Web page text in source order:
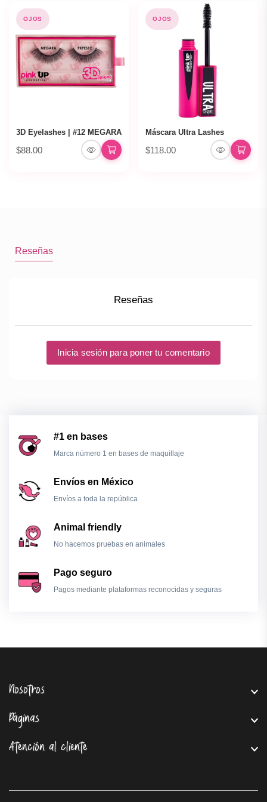
OJOS
3D Eyelashes | #12 MEGARA
$88.00
OJOS
Máscara Ultra Lashes
$118.00
Reseñas
Reseñas
Inicia sesión para poner tu comentario
#1 en bases
Marca número 1 en bases de maquillaje
Envíos en México
Envíos a toda la república
Animal friendly
No hacemos pruebas en animales
Pago seguro
Pagos mediante plataformas reconocidas y seguras
Nosotros
Páginas
Atención al cliente